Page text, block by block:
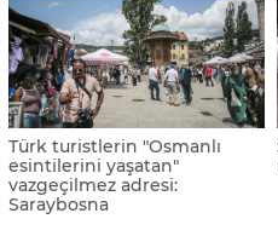
Türk turistlerin "Osmanlı
esintilerini yaşatan"
vazgeçilmez adresi:
Saraybosna